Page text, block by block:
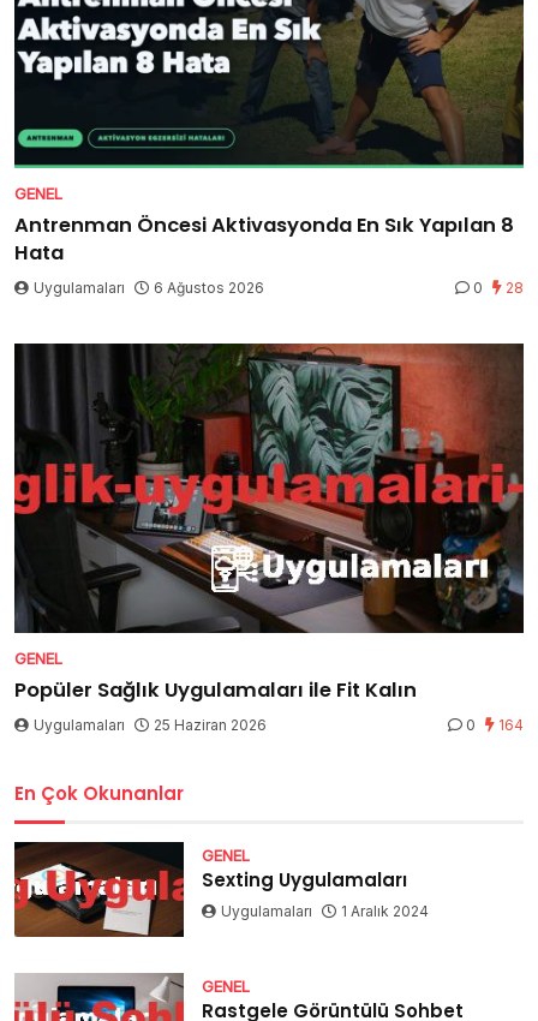
GENEL
Antrenman Öncesi Aktivasyonda En Sık Yapılan 8
Hata
Uygulamaları 6 Ağustos 2026 0 28
GENEL
Popüler Sağlık Uygulamaları ile Fit Kalın
Uygulamaları 25 Haziran 2026 0 164
En Çok Okunanlar
GENEL
Sexting Uygulamaları
Uygulamaları 1 Aralık 2024
GENEL
Rastgele Görüntülü Sohbet